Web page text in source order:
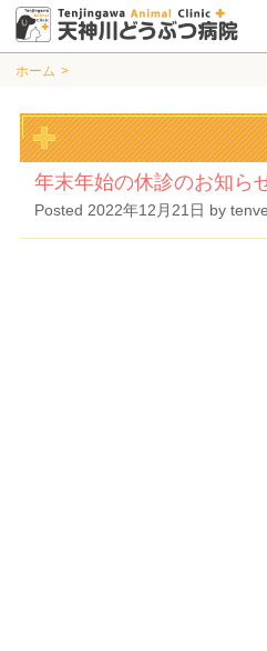
ホーム
年末年始の休診のお知ら
Posted 2022年12月21日 by